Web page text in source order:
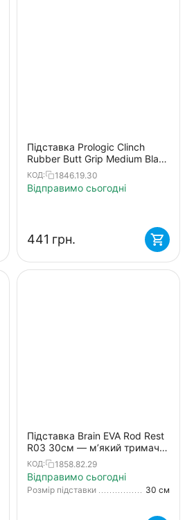
Підставка Prologic Clinch
Rubber Butt Grip Medium Black
3pcs
КОД: 1846.19.30
Відправимо сьогодні
‍441‍ грн.
Підставка Brain EVA Rod Rest
R03 30см — м’який тримач
вудилища з EVA-покриттям і
універсальним кріпленням
КОД: 1858.82.29
Відправимо сьогодні
Розмір підставки 30 см